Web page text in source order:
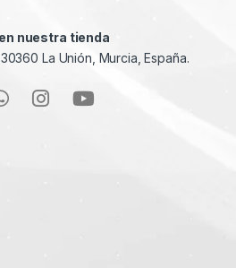
nuestra tienda
La Unión, Murcia, España.